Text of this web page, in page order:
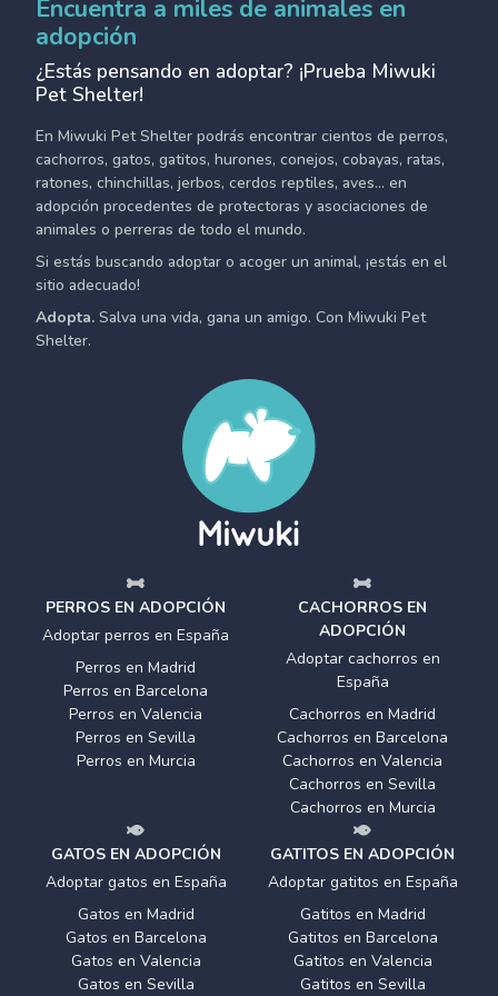
Encuentra a miles de animales en
adopción
¿Estás pensando en adoptar? ¡Prueba Miwuki
Pet Shelter!
En Miwuki Pet Shelter podrás encontrar cientos de perros,
cachorros, gatos, gatitos, hurones, conejos, cobayas, ratas,
ratones, chinchillas, jerbos, cerdos reptiles, aves... en
adopción procedentes de protectoras y asociaciones de
animales o perreras de todo el mundo.
Si estás buscando adoptar o acoger un animal, ¡estás en el
sitio adecuado!
Adopta. Salva una vida, gana un amigo. Con Miwuki Pet
Shelter.
PERROS EN ADOPCIÓN
Adoptar perros en España
Perros en Madrid
Perros en Barcelona
Perros en Valencia
Perros en Sevilla
Perros en Murcia
CACHORROS EN
ADOPCIÓN
Adoptar cachorros en
España
Cachorros en Madrid
Cachorros en Barcelona
Cachorros en Valencia
Cachorros en Sevilla
Cachorros en Murcia
GATOS EN ADOPCIÓN
Adoptar gatos en España
Gatos en Madrid
Gatos en Barcelona
Gatos en Valencia
Gatos en Sevilla
GATITOS EN ADOPCIÓN
Adoptar gatitos en España
Gatitos en Madrid
Gatitos en Barcelona
Gatitos en Valencia
Gatitos en Sevilla